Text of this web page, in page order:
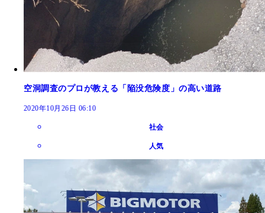
空洞調査のプロが教える「陥没危険度」の高い道路
2020年10月26日 06:10
社会
人気